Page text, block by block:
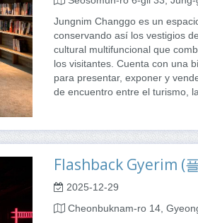
Jungnim Changgo es un
conservando así los vestigios
cultural multifuncional que
los visitantes. Cuenta con una
para presentar, exponer y
de encuentro entre el turismo,
Flashback Gyerim (
2025-12-29
Cheonbuknam-ro 14,